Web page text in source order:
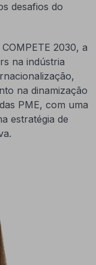
desafios do
2030, a
na indústria
na dinamização
PME, com uma
estratégia de